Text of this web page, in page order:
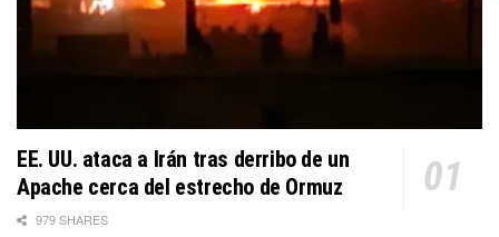
EE. UU. ataca a Irán tras derribo de un
Apache cerca del estrecho de Ormuz
979 SHARES